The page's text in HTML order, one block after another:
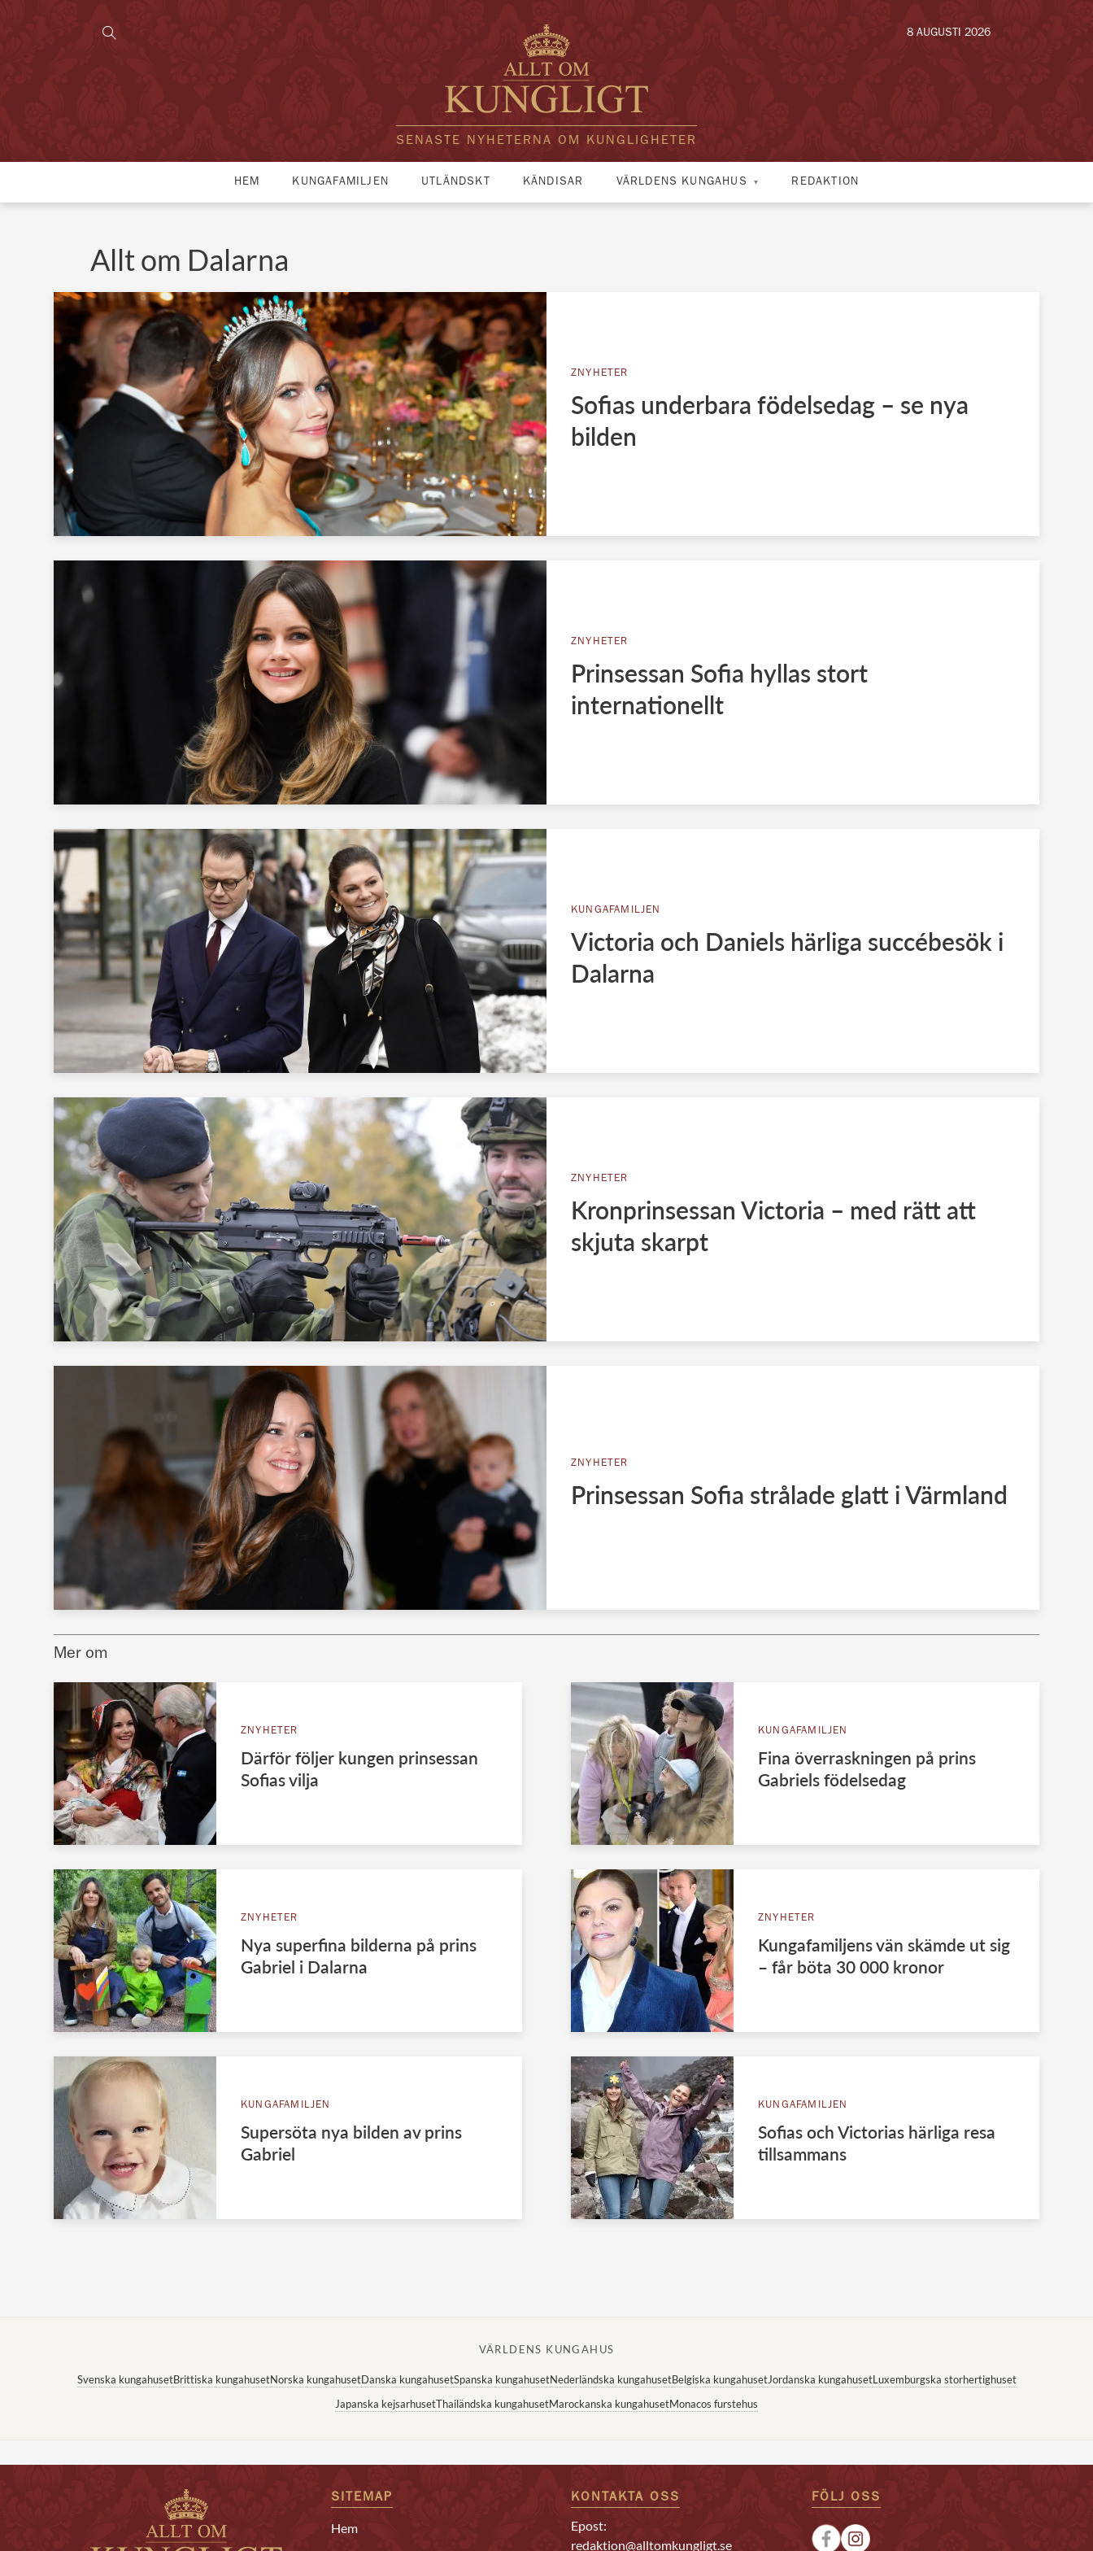
SENASTE NYHETERNA OM KUNGLIGHETER
8 AUGUSTI 2026
HEM KUNGAFAMILJEN UTLÄNDSKT KÄNDISAR VÄRLDENS KUNGAHUS REDAKTION
Allt om Dalarna
ZNYHETER
Sofias underbara födelsedag – se nya
bilden
ZNYHETER
Prinsessan Sofia hyllas stort
internationellt
KUNGAFAMILJEN
Victoria och Daniels härliga succébesök i
Dalarna
ZNYHETER
Kronprinsessan Victoria – med rätt att
skjuta skarpt
ZNYHETER
Prinsessan Sofia strålade glatt i Värmland
Mer om
ZNYHETER
Därför följer kungen prinsessan
Sofias vilja
KUNGAFAMILJEN
Fina överraskningen på prins
Gabriels födelsedag
ZNYHETER
Nya superfina bilderna på prins
Gabriel i Dalarna
ZNYHETER
Kungafamiljens vän skämde ut sig
– får böta 30 000 kronor
KUNGAFAMILJEN
Supersöta nya bilden av prins
Gabriel
KUNGAFAMILJEN
Sofias och Victorias härliga resa
tillsammans
VÄRLDENS KUNGAHUS
Svenska kungahusetBrittiska kungahusetNorska kungahusetDanska kungahusetSpanska kungahusetNederländska kungahusetBelgiska kungahusetJordanska kungahusetLuxemburgska storhertighuset
Japanska kejsarhusetThailändska kungahusetMarockanska kungahusetMonacos furstehus
SITEMAP
Hem
KONTAKTA OSS
Epost:
redaktion@alltomkungligt.se
FÖLJ OSS